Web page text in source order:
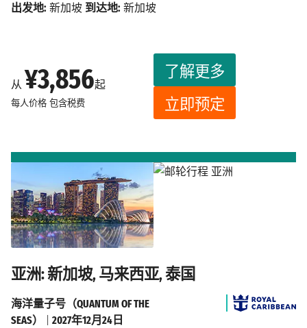
从 ¥3,856起
每人价格 包含税费
了解更多
立即预定
出发地: 新加坡 到达地: 新加坡
亚洲: 新加坡, 马来西亚, 泰国
海洋量子号（QUANTUM OF THE
SEAS）
2027年12月24日